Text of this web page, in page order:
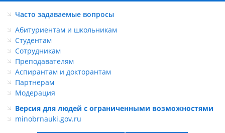
Часто задаваемые вопросы
Абитуриентам и школьникам
Студентам
Сотрудникам
Преподавателям
Аспирантам и докторантам
Партнерам
Модерация
Версия для людей с ограниченными возможностями
minobrnauki.gov.ru